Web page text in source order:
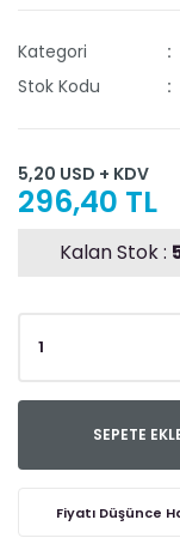
Kategori
Stok Kodu
5,20 USD + KDV
296,40 TL
Kalan Stok :
SEPETE
Fiyatı Düşünce